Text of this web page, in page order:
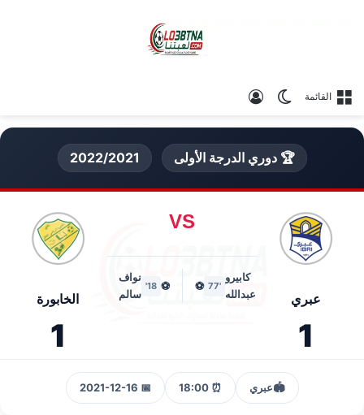
القائمة الوضع المظلم
🏆 دوري الدرجة الأولى 2022/2021
عبري
1
VS
كابيرو
عبدالله
'77
⚽
⚽
18'
نواف
سالم
الخابورة
1
🏟️عبري ⏰ 18:00
📅 2021-12-16